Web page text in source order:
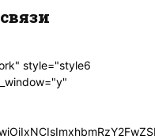
style="style6